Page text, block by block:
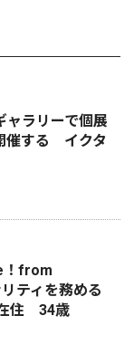
ャラリーで個展
催する イクタ
！from
リティを務める
住 34歳